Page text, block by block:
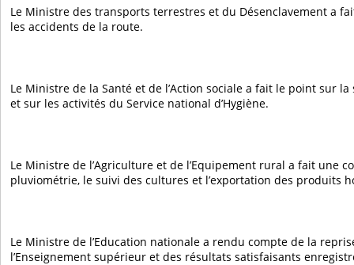
Le Ministre des transports terrestres et du Désenclavement a
les accidents de la route.
Le Ministre de la Santé et de l’Action sociale a fait le point sur
et sur les activités du Service national d’Hygiène.
Le Ministre de l’Agriculture et de l’Equipement rural a fait une
pluviométrie, le suivi des cultures et l’exportation des produits
Le Ministre de l’Education nationale a rendu compte de la
l’Enseignement supérieur et des résultats satisfaisants